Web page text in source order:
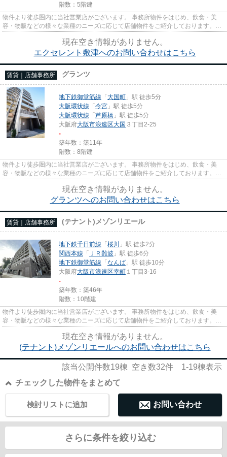
階数：5階建
物件より徒歩圏内に当社営業店がございます。 事務所物件をはじめ、飲食・美
容・物販などの様々な業種のニーズに応じて店舗物件をご紹介しております。
尚、弊社ではおとり広告は一切...
現在空き情報がありません。
エクセレント敷津へのお問い合わせはこちら
賃貸｜店舗事務所 グランツ
地下鉄御堂筋線 「大国町 」駅 徒歩5分
大阪環状線 「今宮 」駅 徒歩5分
大阪環状線 「芦原橋 」駅 徒歩5分
大阪府大阪市浪速区大国 ３丁目2-25
-
築年数：築11年
階数：8階建
物件より徒歩圏内に当社営業店がございます。 事務所物件をはじめ、飲食・美
容・物販などの様々な業種のニーズに応じて店舗物件をご紹介しております。
尚、弊社ではおとり広告は一切...
現在空き情報がありません。
グランツへのお問い合わせはこちら
賃貸｜店舗事務所 (テナント)メゾンリエール
地下鉄千日前線 「桜川
」駅 徒歩2分
関西本線 「 ＪＲ難波 」駅 徒歩6分
地下鉄御堂筋線 「なんば 」駅 徒歩10分
大阪府大阪市浪速区幸町 １丁目3-16
-
築年数：築46年
階数：10階建
物件より徒歩圏内に当社営業店がございます。 事務所物件をはじめ、飲食・美
容・物販などの様々な業種のニーズに応じて店舗物件をご紹介しております。
尚、弊社ではおとり広告は一切...
現在空き情報がありません。
(テナント)メゾンリエールへのお問い合わせはこちら
該当公開件数19棟 空き数32件 1-19棟表示
チェックした物件をまとめて
お問い合わせ
検討リストに追加
さらに条件を絞り込む